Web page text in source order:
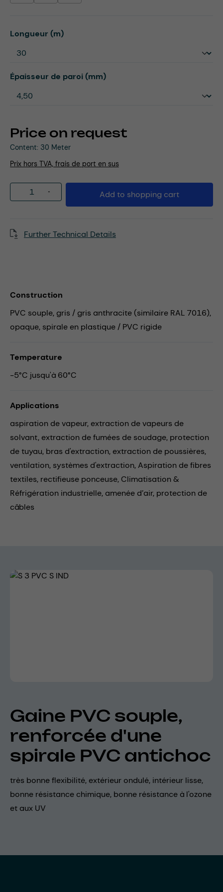
Price on request
Content: 30 Meter
Prix hors TVA, frais de port en sus
Select
Longueur (m)
Select
Épaisseur de paroi (mm)
Product Quantity: Enter the desired
Add to shopping cart
Further Technical Details
Construction
PVC souple, gris / gris anthracite (similaire RAL 7016),
opaque, spirale en plastique / PVC rigide
Temperature
-5°C jusqu'à 60°C
Applications
aspiration de vapeur, extraction de vapeurs de
solvant, extraction de fumées de soudage, protection
de tuyau, bras d'extraction, extraction de poussières,
ventilation, systèmes d'extraction,Aspiration de fibres
textiles, rectifieuse ponceuse, Climatisation &
Réfrigération industrielle, amenée d’air, protection de
câbles
Skip image gallery
Gaine PVC souple,
renforcée d'une
spirale PVC antichoc
très bonne flexibilité, extérieur ondulé, intérieur lisse,
bonne résistance chimique, bonne résistance à l'ozone
et aux UV